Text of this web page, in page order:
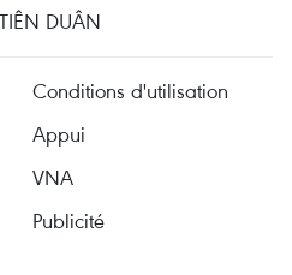
DUÂN
Conditions d'utilisation
Appui
VNA
Publicité